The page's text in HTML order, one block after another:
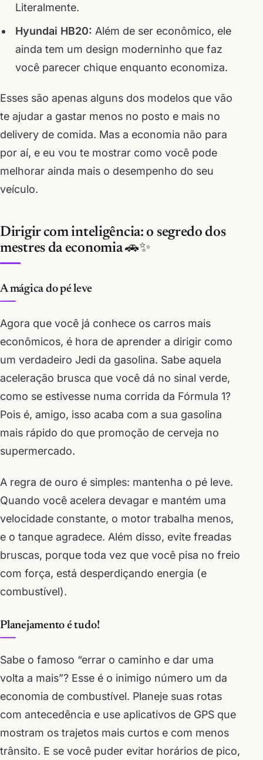
Literalmente.
Hyundai HB20: Além de ser econômico, ele
ainda tem um design moderninho que faz
você parecer chique enquanto economiza.
Esses são apenas alguns dos modelos que vão
te ajudar a gastar menos no posto e mais no
delivery de comida. Mas a economia não para
por aí, e eu vou te mostrar como você pode
melhorar ainda mais o desempenho do seu
veículo.
Dirigir com inteligência: o segredo dos
mestres da economia 🚗✨
A mágica do pé leve
Agora que você já conhece os carros mais
econômicos, é hora de aprender a dirigir como
um verdadeiro Jedi da gasolina. Sabe aquela
aceleração brusca que você dá no sinal verde,
como se estivesse numa corrida da Fórmula 1?
Pois é, amigo, isso acaba com a sua gasolina
mais rápido do que promoção de cerveja no
supermercado.
A regra de ouro é simples: mantenha o pé leve.
Quando você acelera devagar e mantém uma
velocidade constante, o motor trabalha menos,
e o tanque agradece. Além disso, evite freadas
bruscas, porque toda vez que você pisa no freio
com força, está desperdiçando energia (e
combustível).
Planejamento é tudo!
Sabe o famoso “errar o caminho e dar uma
volta a mais”? Esse é o inimigo número um da
economia de combustível. Planeje suas rotas
com antecedência e use aplicativos de GPS que
mostram os trajetos mais curtos e com menos
trânsito. E se você puder evitar horários de pico,